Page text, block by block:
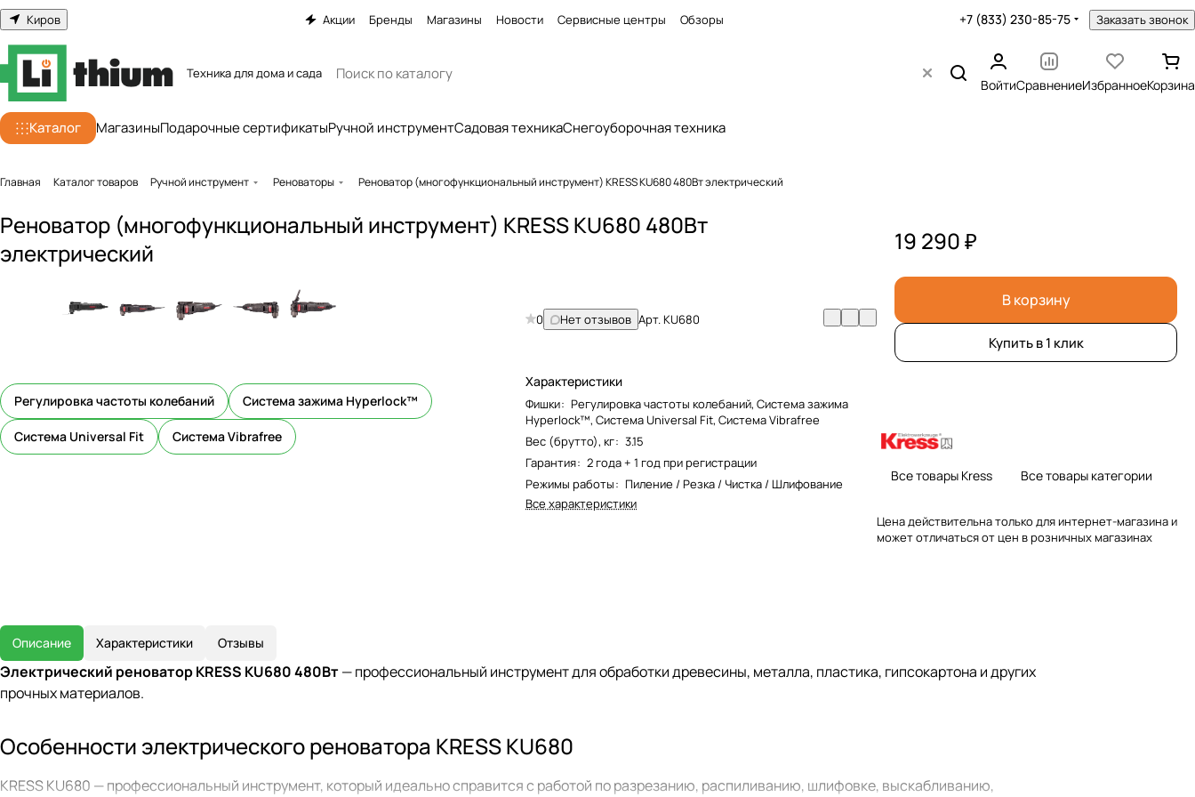
Киров Акции Бренды Магазины Новости Сервисные центры Обзоры +7 (833) 230-85-75 Заказать звонок
Техника для дома и сада
ВойтиСравнениеИзбранноеКорзина
Каталог МагазиныПодарочные сертификатыРучной инструментСадовая техникаСнегоуборочная техника
Главная Каталог товаров Ручной инструмент Реноваторы Реноватор (многофункциональный инструмент) KRESS KU680 480Вт электрический
Реноватор (многофункциональный инструмент) KRESS KU680 480Вт
электрический
Регулировка частоты колебаний Система зажима Hyperlock™
Система Universal Fit Система Vibrafree
0 Нет отзывов Арт.KU680
Характеристики
Фишки: Регулировка частоты колебаний, Система зажима
Hyperlock™, Система Universal Fit, Система Vibrafree
Вес (брутто), кг: 3.15
Гарантия: 2 года + 1 год при регистрации
Режимы работы: Пиление / Резка / Чистка / Шлифование
Все характеристики
19 290 ₽
В корзину
Купить в 1 клик
Все товары Kress Все товары категории
Цена действительна только для интернет-магазина и
может отличаться от цен в розничных магазинах
Описание Характеристики Отзывы
Электрический реноватор KRESS KU680 480Вт— профессиональный инструмент для обработки древесины, металла, пластика, гипсокартона и других
прочных материалов.
Особенности электрического реноватора KRESS KU680
KRESS KU680 — профессиональный инструмент, который идеально справится с работой по разрезанию, распиливанию, шлифовке, выскабливанию,